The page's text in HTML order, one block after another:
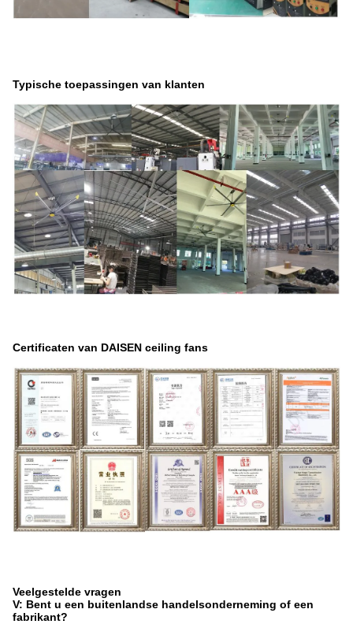
Typische toepassingen van klanten
Certificaten van DAISEN ceiling fans
Veelgestelde vragen
V: Bent u een buitenlandse handelsonderneming of een
fabrikant?